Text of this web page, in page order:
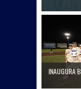
INAUGURA